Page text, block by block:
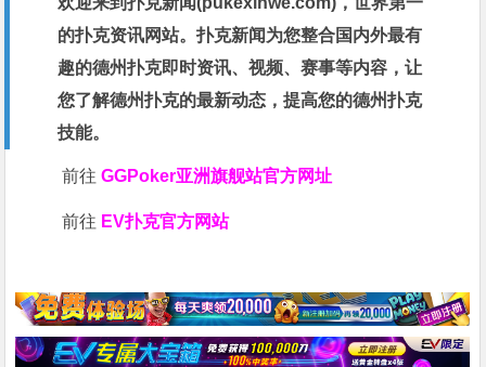
的扑克资讯网站。扑克新闻为您整合国内外最有
趣的德州扑克即时资讯、视频、赛事等内容，让
您了解德州扑克的最新动态，提高您的德州扑克
技能。
前往GGPoker亚洲旗舰站官方网址
前往 EV扑克官方网站